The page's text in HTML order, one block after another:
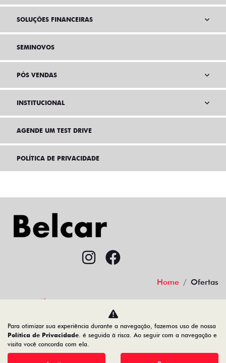
SOLUÇÕES FINANCEIRAS
SEMINOVOS
PÓS VENDAS
INSTITUCIONAL
AGENDE UM TEST DRIVE
POLÍTICA DE PRIVACIDADE
Home Ofertas
Desacelere. Seu bem maior é a vida.
Para otimizar sua experiência durante a navegação, fazemos uso de nossa
Política de Privacidade. é seguida à risca. Ao seguir com a navegação e
visita você concorda com ela.